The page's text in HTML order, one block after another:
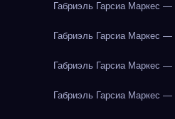
Габриэль Гарсиа Маркес —
Габриэль Гарсиа Маркес —
Габриэль Гарсиа Маркес —
Габриэль Гарсиа Маркес —